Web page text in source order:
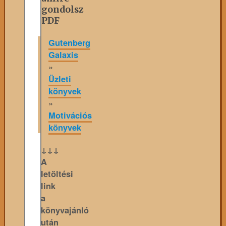
gondolsz
PDF
Gutenberg
Galaxis
»
Üzleti
könyvek
»
Motivációs
könyvek
↓↓↓
A
letöltési
link
a
könyvajánló
után